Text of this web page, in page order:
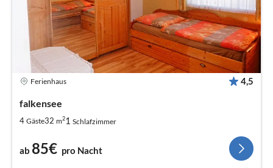
Ferienhaus 4,5
falkensee
4 Gäste32 m21 Schlafzimmer
ab 85€ pro Nacht